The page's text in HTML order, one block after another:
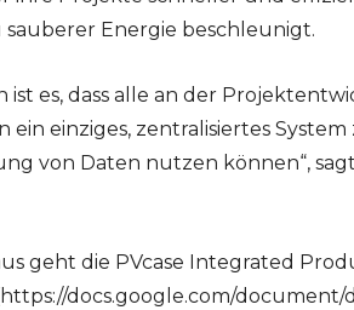
Energie beschleunigt.
ist es, dass alle an der
ein einziges, zentralisiertes
von Daten nutzen können“,
geht die PVcase Integrated
docs.google.com/document/